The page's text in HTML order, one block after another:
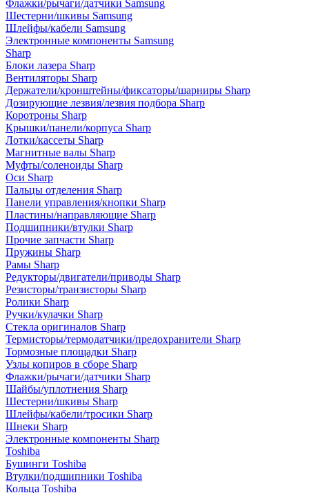
Флажки/рычаги/датчики Samsung
Шестерни/шкивы Samsung
Шлейфы/кабели Samsung
Электронные компоненты Samsung
Sharp
Блоки лазера Sharp
Вентиляторы Sharp
Держатели/кронштейны/фиксаторы/шарниры Sharp
Дозирующие лезвия/лезвия подбора Sharp
Коротроны Sharp
Крышки/панели/корпуса Sharp
Лотки/кассеты Sharp
Магнитные валы Sharp
Муфты/соленоиды Sharp
Оси Sharp
Пальцы отделения Sharp
Панели управления/кнопки Sharp
Пластины/направляющие Sharp
Подшипники/втулки Sharp
Прочие запчасти Sharp
Пружины Sharp
Рамы Sharp
Редукторы/двигатели/приводы Sharp
Резисторы/транзисторы Sharp
Ролики Sharp
Ручки/кулачки Sharp
Стекла оригиналов Sharp
Термисторы/термодатчики/предохранители Sharp
Тормозные площадки Sharp
Узлы копиров в сборе Sharp
Флажки/рычаги/датчики Sharp
Шайбы/уплотнения Sharp
Шестерни/шкивы Sharp
Шлейфы/кабели/тросики Sharp
Шнеки Sharp
Электронные компоненты Sharp
Toshiba
Бушинги Toshiba
Втулки/подшипники Toshiba
Кольца Toshiba